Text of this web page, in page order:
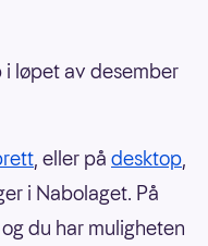
løpet av desember
, eller på desktop,
i Nabolaget. På
du har muligheten